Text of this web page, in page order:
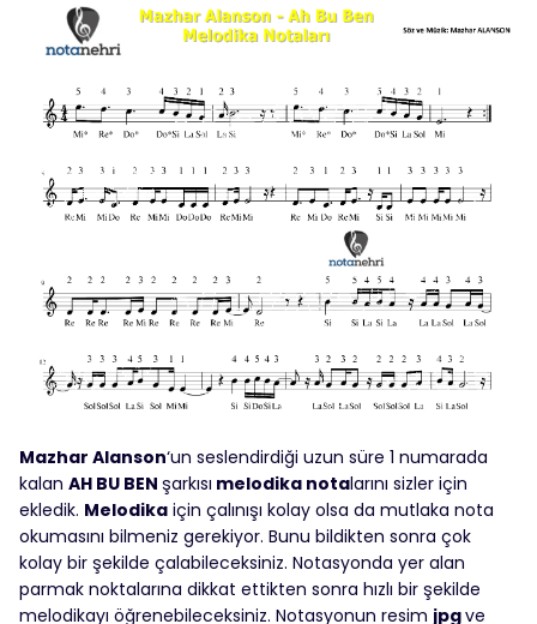
Mazhar Alanson‘un seslendirdiği uzun süre 1 numarada
kalan AH BU BEN şarkısı melodika notalarını sizler için
ekledik. Melodika için çalınışı kolay olsa da mutlaka nota
okumasını bilmeniz gerekiyor. Bunu bildikten sonra çok
kolay bir şekilde çalabileceksiniz. Notasyonda yer alan
parmak noktalarına dikkat ettikten sonra hızlı bir şekilde
melodikayı öğrenebileceksiniz. Notasyonun resim jpgve